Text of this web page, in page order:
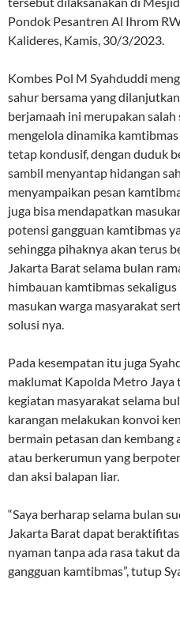
Pondok Pesantren Al Ihrom
Kalideres, Kamis, 30/3/2023.
Kombes Pol M Syahduddi
sahur bersama yang
berjamaah ini merupakan
mengelola dinamika
tetap kondusif, dengan duduk
sambil menyantap hidangan
menyampaikan pesan
juga bisa mendapatkan
potensi gangguan kamtibmas
sehingga pihaknya akan terus
Jakarta Barat selama bulan
himbauan kamtibmas
masukan warga masyarakat
solusi nya.
Pada kesempatan itu juga
maklumat Kapolda Metro Jaya
kegiatan masyarakat selama
karangan melakukan konvoi
bermain petasan dan
atau berkerumun yang
dan aksi balapan liar.
“Saya berharap selama bulan
Jakarta Barat dapat
nyaman tanpa ada rasa takut
gangguan kamtibmas”, tutup